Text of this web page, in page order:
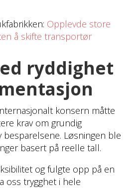
Opplevde store
å skifte transportør
ryddighet
konsern måtte
krav om grundig
besparelsene. Løsningen ble
basert på reelle tall.
og fulgte opp på en
oss trygghet i hele